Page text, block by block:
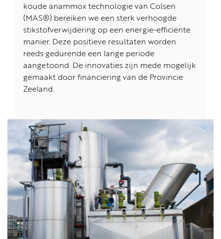
koude anammox technologie van Colsen
(MAS®) bereiken we een sterk verhoogde
stikstofverwijdering op een energie-efficiënte
manier. Deze positieve resultaten worden
reeds gedurende een lange periode
aangetoond. De innovaties zijn mede mogelijk
gemaakt door financiering van de Provincie
Zeeland.